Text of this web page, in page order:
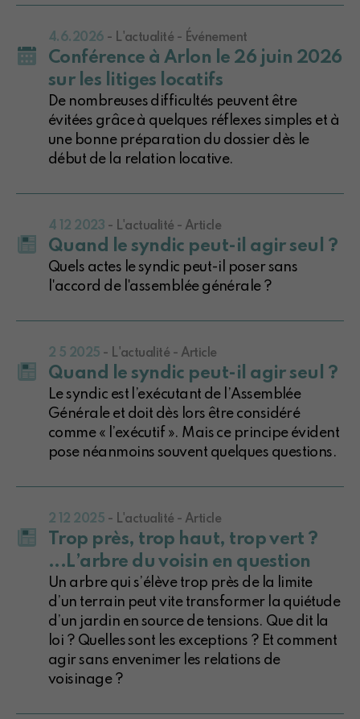
4.6.2026 - L'actualité - Événement
Conférence à Arlon le 26 juin 2026
sur les litiges locatifs
De nombreuses difficultés peuvent être
évitées grâce à quelques réflexes simples et à
une bonne préparation du dossier dès le
début de la relation locative.
4 12 2023 - L'actualité - Article
Quand le syndic peut-il agir seul ?
Quels actes le syndic peut-il poser sans
l'accord de l'assemblée générale ?
2 5 2025 - L'actualité - Article
Quand le syndic peut-il agir seul ?
Le syndic est l’exécutant de l’Assemblée
Générale et doit dès lors être considéré
comme « l’exécutif ». Mais ce principe évident
pose néanmoins souvent quelques questions.
2 12 2025 - L'actualité - Article
Trop près, trop haut, trop vert ?
...L’arbre du voisin en question
Un arbre qui s’élève trop près de la limite
d’un terrain peut vite transformer la quiétude
d’un jardin en source de tensions. Que dit la
loi ? Quelles sont les exceptions ? Et comment
agir sans envenimer les relations de
voisinage ?